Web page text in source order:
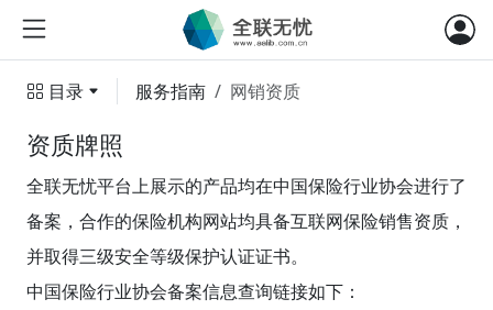
目录 服务指南 网销资质
资质牌照
全联无忧平台上展示的产品均在中国保险行业协会进行了
备案，合作的保险机构网站均具备互联网保险销售资质，
并取得三级安全等级保护认证证书。
中国保险行业协会备案信息查询链接如下：